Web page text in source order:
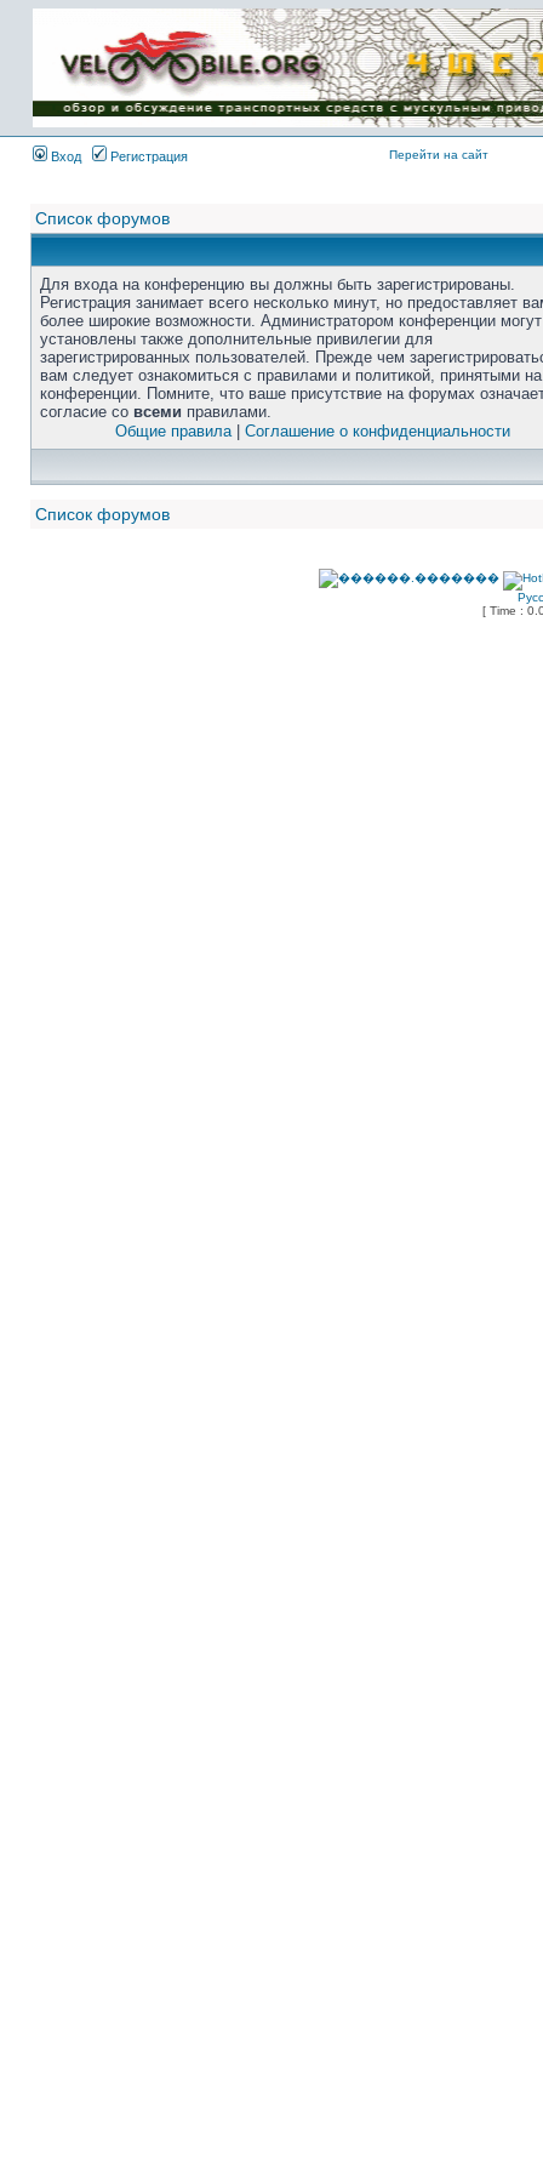
Вход Регистрация Перейти на сайт
Список форумов
Для входа на конференцию вы должны быть зарегистрированы.
Регистрация занимает всего несколько минут, но предоставляет
более широкие возможности. Администратором конференции
установлены также дополнительные привилегии для
зарегистрированных пользователей. Прежде чем
вам следует ознакомиться с правилами и политикой, принятыми на
конференции. Помните, что ваше присутствие на форумах
согласие со всеми правилами.
Общие правила| Соглашение о конфиденциальности
Список форумов
[ Time :